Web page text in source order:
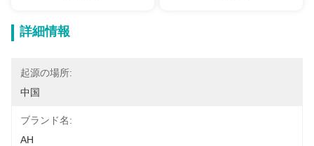
詳細情報
起源の場所:
中国
ブランド名:
AH